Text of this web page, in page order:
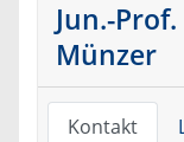
Jun.-
Münzer
Kontakt